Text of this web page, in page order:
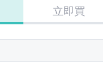
立即買